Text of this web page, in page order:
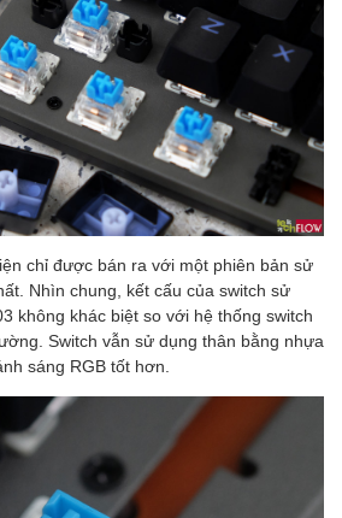
chỉ được bán ra với một phiên bản sử
Nhìn chung, kết cấu của switch sử
không khác biệt so với hệ thống switch
Switch vẫn sử dụng thân bằng nhựa
sáng RGB tốt hơn.